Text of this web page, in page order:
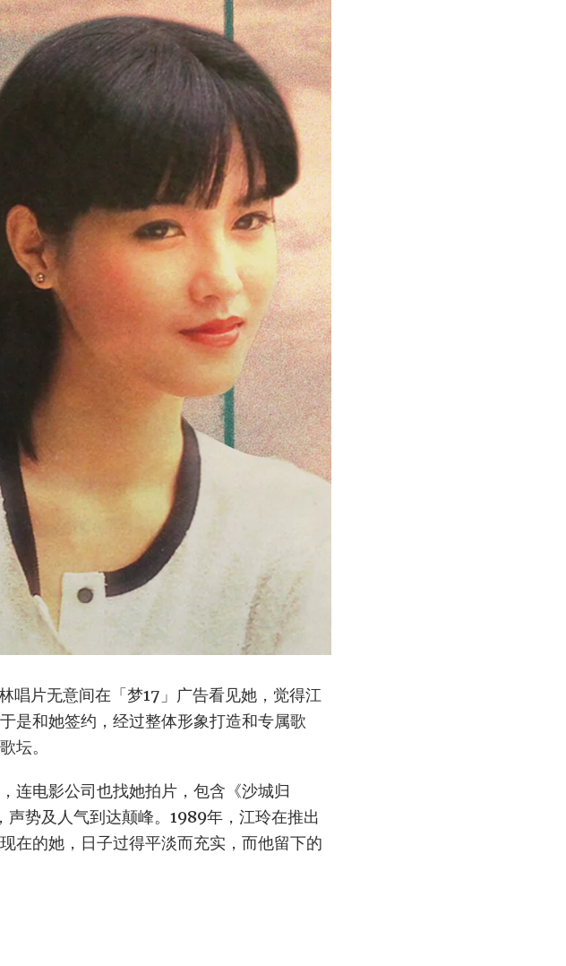
片无意间在「梦17」广告看见她，觉得江
是和她签约，经过整体形象打造和专属歌
坛。
连电影公司也找她拍片，包含《沙城归
势及人气到达颠峰。1989年，江玲在推出
在的她，日子过得平淡而充实，而他留下的